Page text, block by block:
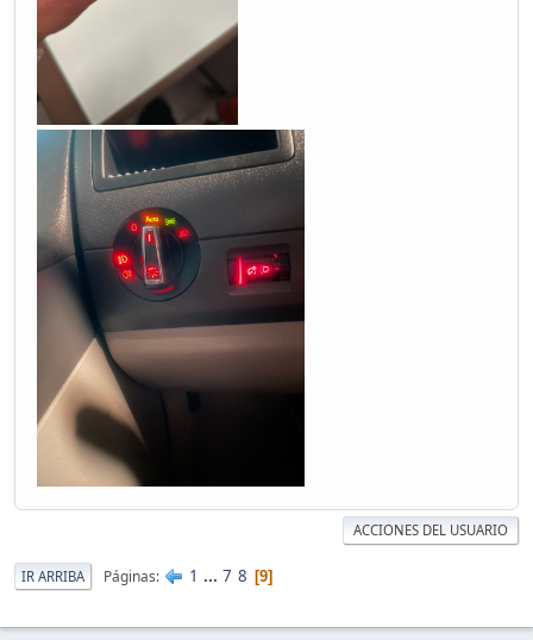
ACCIONES DEL USUARIO
IR ARRIBA Páginas 1 ... 7 8 9